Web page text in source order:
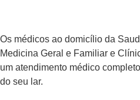
Os médicos ao domicílio da
Medicina Geral e Familiar e
um atendimento médico
do seu lar.